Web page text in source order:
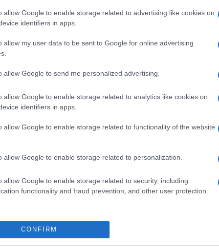
allow Google to enable storage related to advertising like cookies on
identifiers in apps.
allow my user data to be sent to Google for online advertising
allow Google to send me personalized advertising.
allow Google to enable storage related to analytics like cookies on
identifiers in apps.
allow Google to enable storage related to functionality of the website
allow Google to enable storage related to personalization.
allow Google to enable storage related to security, including
functionality and fraud prevention, and other user protection.
CONFIRM
PanicucciBack to School.
variazioni di programma
nazionali?
nella sezione
Fubelli In Evidenza Miss Europa
Mister Europa